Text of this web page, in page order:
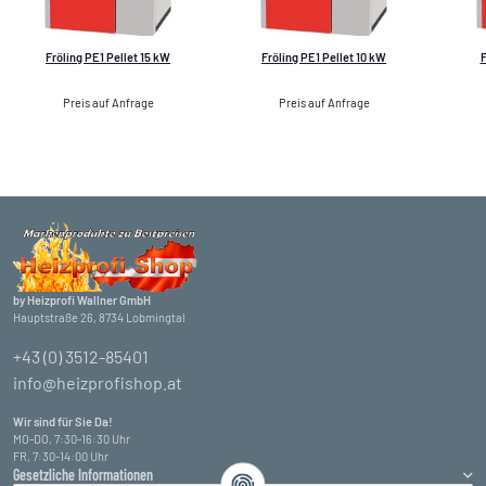
Fröling PE1 Pellet 15 kW
Preis auf Anfrage
Fröling PE1 Pellet 10 kW
Preis auf Anfrage
by Heizprofi Wallner GmbH
Hauptstraße 26, 8734 Lobmingtal
+43 (0) 3512-85401
info@heizprofishop.at
Wir sind für Sie Da!
MO-DO, 7:30-16:30 Uhr
FR, 7:30-14:00 Uhr
Gesetzliche Informationen